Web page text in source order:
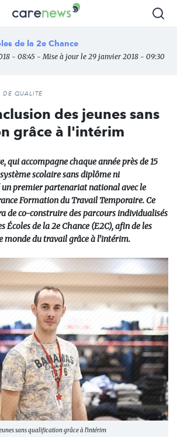
Carenews,
média
des
l'engagement
de la 2e Chance
- 08:45 - Mise à jour le 29 janvier 2018 - 09:30
QUALITÉ
des jeunes sans
grâce à l'intérim
qui accompagne chaque année près de 15
scolaire sans diplôme ni
premier partenariat national avec le
Formation du Travail Temporaire. Ce
de co-construire des parcours individualisés
Écoles de la 2e Chance (E2C), afin de les
monde du travail grâce à l’intérim.
sans qualification grâce à l'intérim